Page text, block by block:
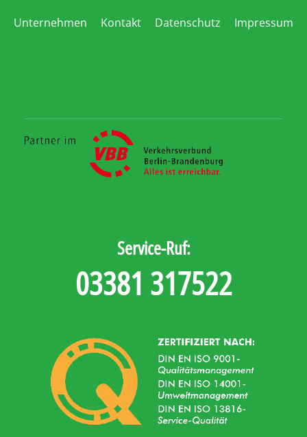
Unternehmen Kontakt Datenschutz Impressum
Service-Ruf:
03381 317522